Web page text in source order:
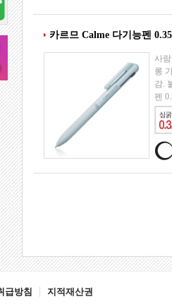
카르므 Calme 다기능펜
사
롱
감.
펜
급방침
지적재산권